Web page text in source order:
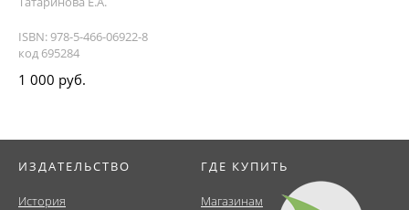
ISBN: 978-5-466-06922-8
код 695284
1 000 руб.
ИЗДАТЕЛЬСТВО
История
ГДЕ КУПИТЬ
Магазинам